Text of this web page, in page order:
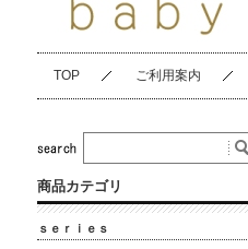
TOP ご利用案内
商品カテゴリ
ｓｅｒｉｅｓ